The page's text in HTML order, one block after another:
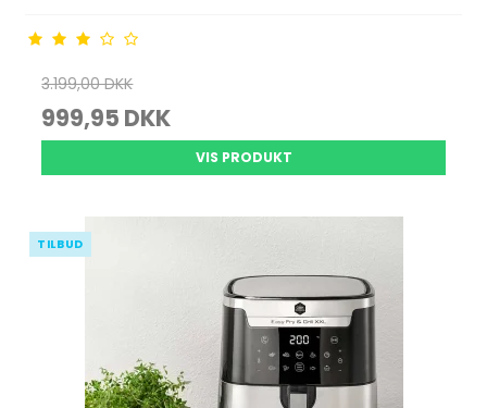
3.199,00 DKK
999,95 DKK
VIS PRODUKT
TILBUD